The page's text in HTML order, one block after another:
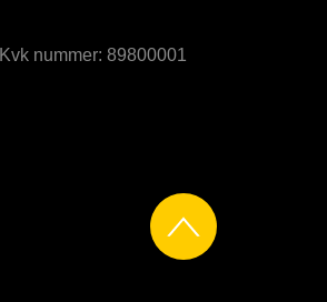
Kvk nummer: 89800001